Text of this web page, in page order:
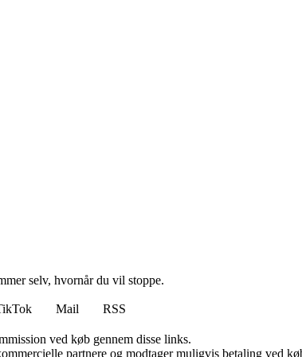
selv, hvornår du vil stoppe.
Mail
RSS
ved køb gennem disse links.
partnere og modtager muligvis betaling ved